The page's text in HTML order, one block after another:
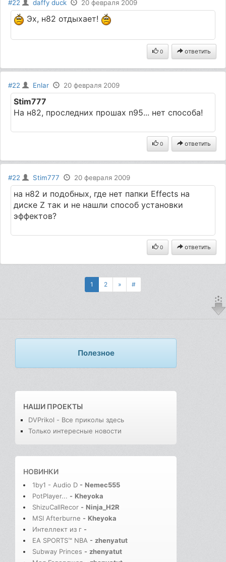
#22 daffy duck 20 февраля 2009
Эх, н82 отдыхает!
0 ответить
#22 Enlar 20 февраля 2009
Stim777
На н82, проследних прошах n95... нет способа!
0 ответить
#22 Stim777 20 февраля 2009
на н82 и подобных, где нет папки Effects на
диске Z так и не нашли способ установки
эффектов?
0 ответить
1 2 » #
Полезное
НАШИ ПРОЕКТЫ
DVPrikol - Все приколы здесь
Только интересные новости
НОВИНКИ
1by1 - Audio D - Nemec555
PotPlayer... - Kheyoka
ShizuCallRecor - Ninja_H2R
MSI Afterburne - Kheyoka
Интеллект из г -
EA SPORTS™ NBA - zhenyatut
Subway Princes - zhenyatut